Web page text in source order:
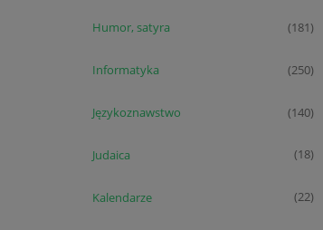
Humor, satyra (181)
Informatyka (250)
Językoznawstwo (140)
Judaica (18)
Kalendarze (22)